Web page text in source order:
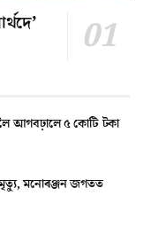
আগবঢ়ালে ৫ কোটি টকা
মনোৰঞ্জন জগতত